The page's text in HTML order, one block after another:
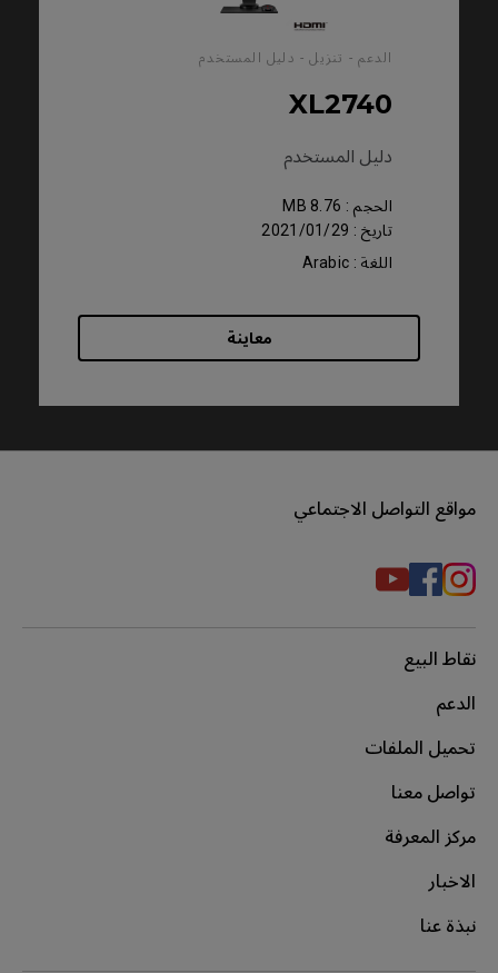
الدعم - تنزيل - دليل المستخدم
XL2740
دليل المستخدم
الحجم : 8.76 MB
تاريخ : 2021/01/29
اللغة : Arabic
معاينة
مواقع التواصل الاجتماعي
نقاط البيع
الدعم
تحميل الملفات
تواصل معنا
مركز المعرفة
الاخبار
نبذة عنا